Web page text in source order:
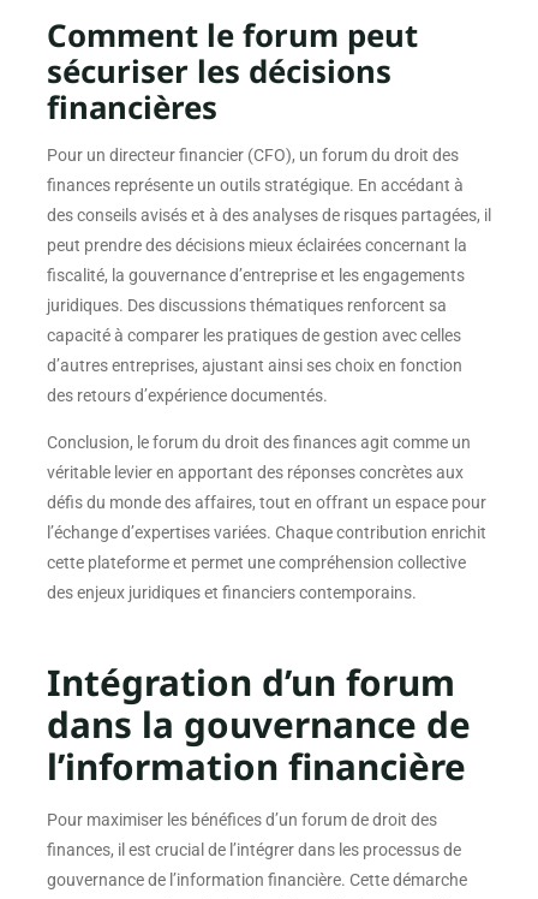
Comment le forum peut
sécuriser les décisions
financières
Pour un directeur financier (CFO), un forum du droit des
finances représente un outils stratégique. En accédant à
des conseils avisés et à des analyses de risques partagées, il
peut prendre des décisions mieux éclairées concernant la
fiscalité, la gouvernance d’entreprise et les engagements
juridiques. Des discussions thématiques renforcent sa
capacité à comparer les pratiques de gestion avec celles
d’autres entreprises, ajustant ainsi ses choix en fonction
des retours d’expérience documentés.
Conclusion, le forum du droit des finances agit comme un
véritable levier en apportant des réponses concrètes aux
défis du monde des affaires, tout en offrant un espace pour
l’échange d’expertises variées. Chaque contribution enrichit
cette plateforme et permet une compréhension collective
des enjeux juridiques et financiers contemporains.
Intégration d’un forum
dans la gouvernance de
l’information financière
Pour maximiser les bénéfices d’un forum de droit des
finances, il est crucial de l’intégrer dans les processus de
gouvernance de l’information financière. Cette démarche